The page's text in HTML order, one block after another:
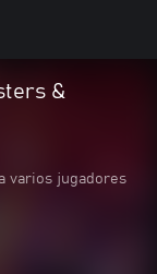
&
varios jugadores